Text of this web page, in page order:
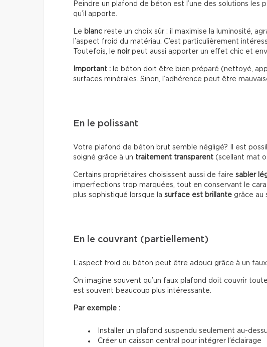
Peindre un plafond de béton est l’une des solutions les
qu’il apporte.
Le blanc reste un choix sûr : il maximise la luminosité,
l’aspect froid du matériau. C’est particulièrement
Toutefois, le noirpeut aussi apporter un effet chic et
Important : le béton doit être bien préparé (nettoyé,
surfaces minérales. Sinon, l’adhérence peut être
En le polissant
Votre plafond de béton brut semble négligé? Il est
soigné grâce à un traitement transparent (scellant mat
Certains propriétaires choisissent aussi de faire sabler
imperfections trop marquées, tout en conservant le
plus sophistiqué lorsque la surface est brillante grâce au
En le couvrant (partiellement)
L’aspect froid du béton peut être adouci grâce à un
On imagine souvent qu’un faux plafond doit couvrir
est souvent beaucoup plus intéressante.
Par exemple :
Installer un plafond suspendu seulement au-
Créer un caisson central pour intégrer l’éclairage